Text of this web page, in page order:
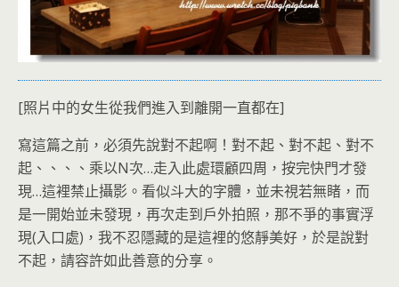
[照片中的女生從我們進入到離開一直都在]
寫這篇之前，必須先說對不起啊！對不起、對不起、對不
起、、、、乘以N次…走入此處環顧四周，按完快門才發
現…這裡禁止攝影。看似斗大的字體，並未視若無睹，而
是一開始並未發現，再次走到戶外拍照，那不爭的事實浮
現(入口處)，我不忍隱藏的是這裡的悠靜美好，於是說對
不起，請容許如此善意的分享。